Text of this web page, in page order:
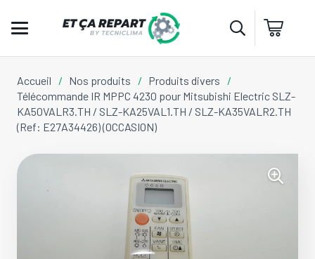
Accueil / Nos produits / Produits divers
/
Télécommande IR MPPC 4230 pour Mitsubishi Electric SLZ-
KA50VALR3.TH / SLZ-KA25VAL1.TH / SLZ-KA35VALR2.TH
(Ref: E27A34426) (OCCASION)